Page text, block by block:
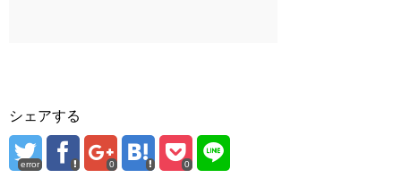
シェアする
error 0 0